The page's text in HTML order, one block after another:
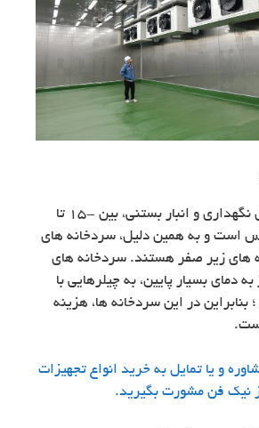
دمای مورد نیاز برای نگهداری و انبار بستنی، بین -15 تا
است و به همین دلیل، سردخانه های
های زیر صفر هستند. سردخانه های
دمای بسیار پایین، به چیلرهایی با
؛ بنابراین در این سردخانه ها، هزینه
و یا تمایل به خرید انواع تجهیزات
نیک فن مشورت بگیرید.